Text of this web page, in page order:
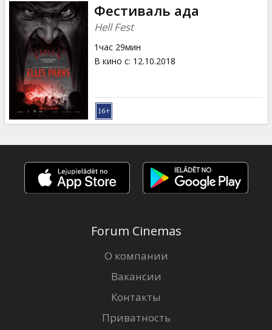
Фестиваль ада
Hell Fest
1час 29мин
В кино с: 12.10.2018
Forum Cinemas
О компании
Вакансии
Контакты
Приватность